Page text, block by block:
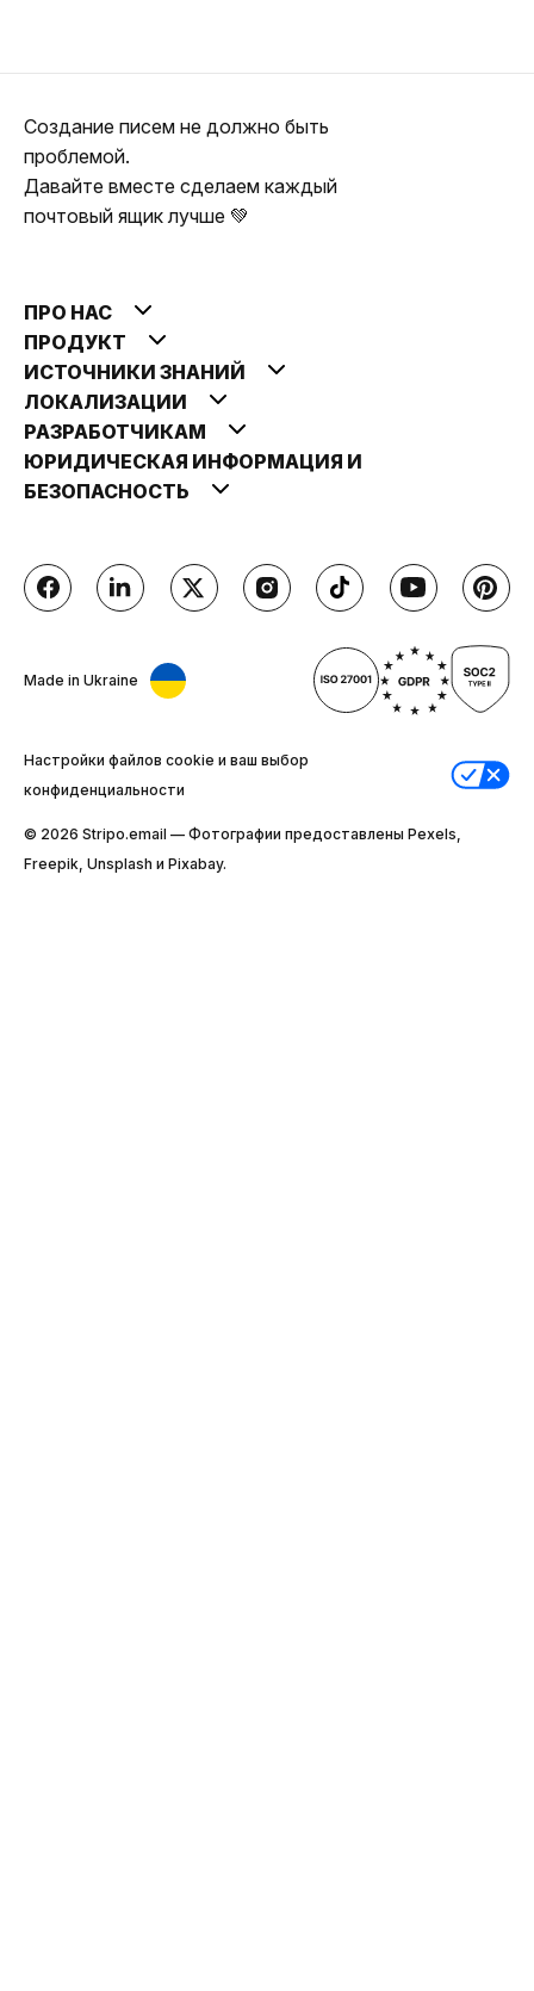
Создание писем не должно быть
проблемой.
Давайте вместе сделаем каждый
почтовый ящик лучше 💚
ПРО НАС
ПРОДУКТ
ИСТОЧНИКИ ЗНАНИЙ
ЛОКАЛИЗАЦИИ
РАЗРАБОТЧИКАМ
ЮРИДИЧЕСКАЯ ИНФОРМАЦИЯ И
БЕЗОПАСНОСТЬ
Made in Ukraine
Настройки файлов cookie и ваш выбор
конфиденциальности
© 2026 Stripо.email — Фотографии предоставлены Pexels,
Freepik, Unsplash и Pixabay.